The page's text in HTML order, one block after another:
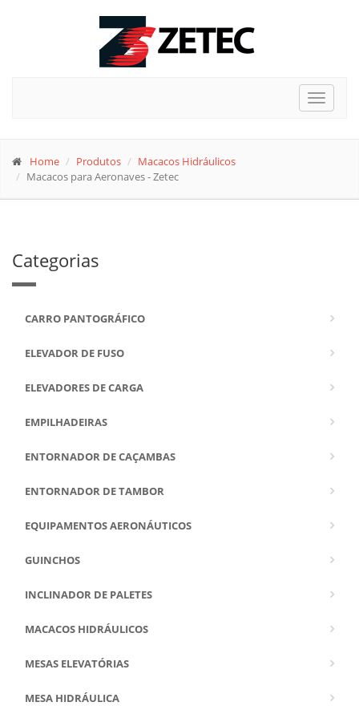
Toggle
Home Produtos
Macacos Hidráulicos
Macacos para Aeronaves - Zetec
Categorias
CARRO PANTOGRÁFICO
ELEVADOR DE FUSO
ELEVADORES DE CARGA
EMPILHADEIRAS
ENTORNADOR DE CAÇAMBAS
ENTORNADOR DE TAMBOR
EQUIPAMENTOS AERONÁUTICOS
GUINCHOS
INCLINADOR DE PALETES
MACACOS HIDRÁULICOS
MESAS ELEVATÓRIAS
MESA HIDRÁULICA